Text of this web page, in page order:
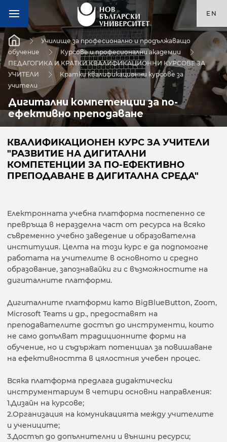
EN
Училище за професионално и продължаващо
обучение
Курсове и професионални академии
ПЕДАГОГИКА И КРАТКИ КВАЛИФИКАЦИОННИ КУРСОВЕ ЗА
УЧИТЕЛИ
Кратки квалификационни курсове за
учители
Дигитални компетенции за по-
ефективно преподаване
КВАЛИФИКАЦИОНЕН КУРС ЗА УЧИТЕЛИ
"РАЗВИТИЕ НА ДИГИТАЛНИ
КОМПЕТЕНЦИИ ЗА ПО-ЕФЕКТИВНО
ПРЕПОДАВАНЕ В ДИГИТАЛНА СРЕДА"
Електронната учебна платформа постепенно се
превръща в неразделна част от ресурса на всяко
съвременно учебно заведение и образователна
институция. Целта на този курс е да подпомогне
работата на учителите в основното и средно
образование, запознавайки ги с възможностите на
дигиталните платформи.
Дигиталните платформи като BigBluеButton, Zoom,
Microsoft Teams и др., предоставят на
преподавателите достъп до инструменти, които
не само допълват традиционните форми на
обучение, но и съдържат потенциал за повишаване
на ефективността в цялостния учебен процес.
Всяка платформа предлага дидактически
инструментариум в четири основни направления:
1️.Дизайн на курсове;
2️.Организация на комуникацията между учителите
и учениците;
3️.Достъп до допълнителни и външни ресурси;